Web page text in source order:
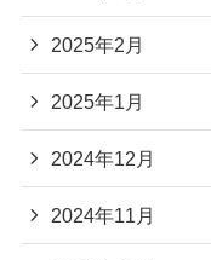
2025年2月
2025年1月
2024年12月
2024年11月